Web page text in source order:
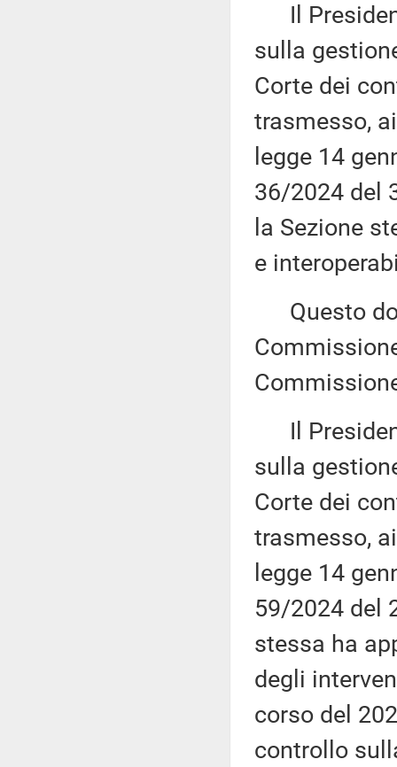
Il
sulla
Corte dei
trasmesso,
legge 14
36/2024 del
la Sezione
e
Questo
Il
sulla
Corte dei
trasmesso,
legge 14
59/2024 del
stessa ha
degli
corso del
controllo